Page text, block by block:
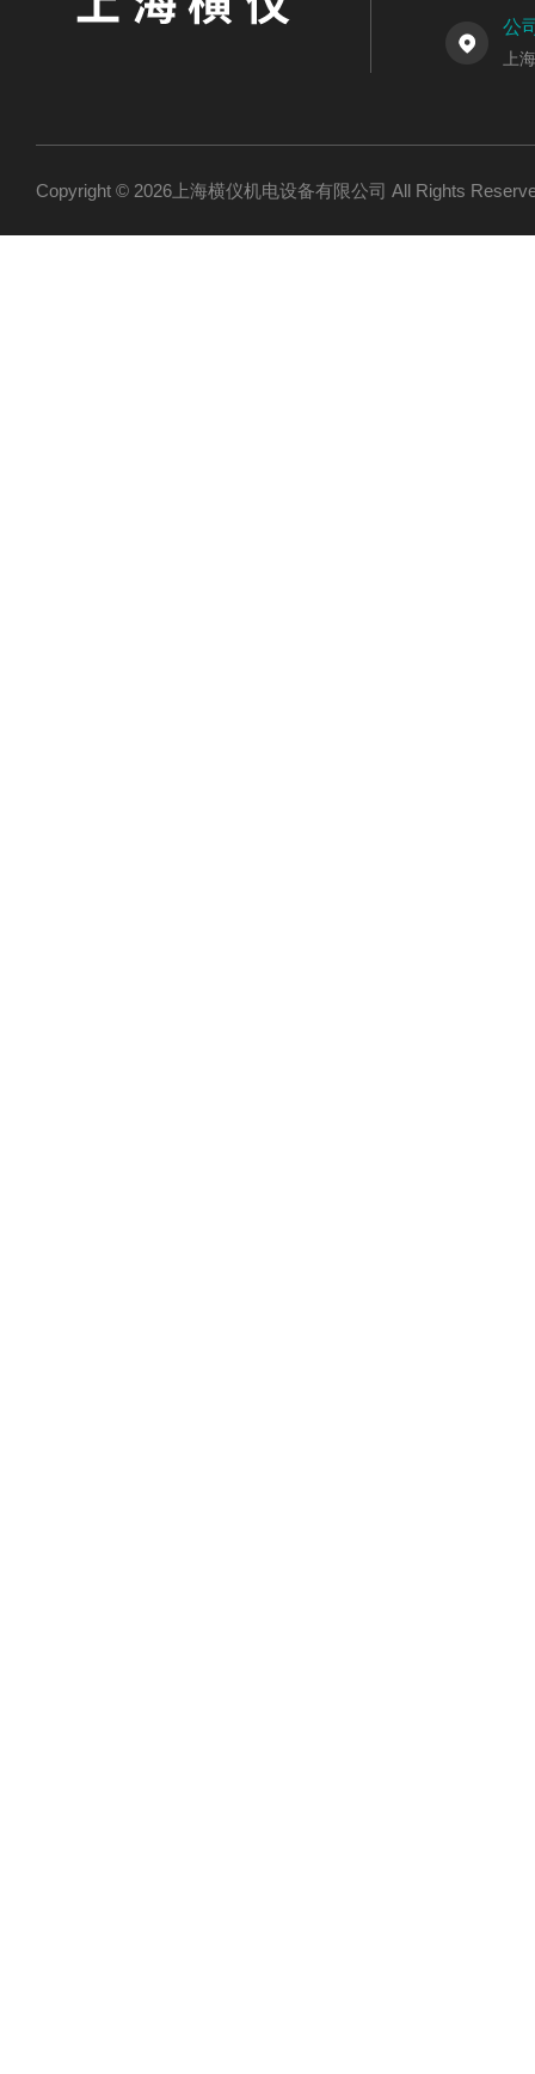
公
上
Copyright © 2026上海横仪机电设备有限公司 All Rights